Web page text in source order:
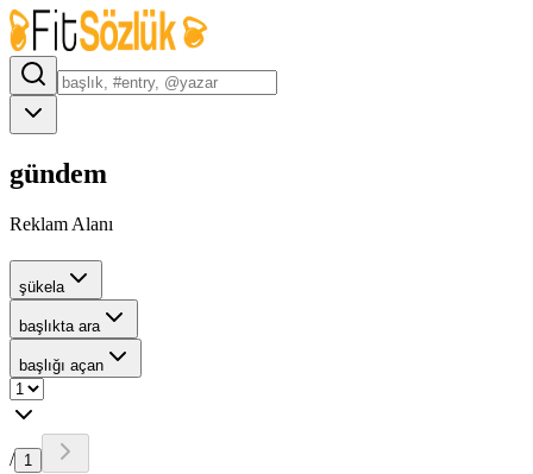
gündem
Reklam Alanı
şükela
başlıkta ara
başlığı açan
/ 1